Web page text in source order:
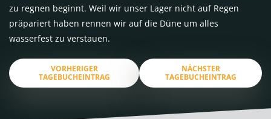
zu regnen beginnt. Weil wir unser Lager nicht auf Regen
präpariert haben rennen wir auf die Düne um alles
wasserfest zu verstauen.
VORHERIGER
TAGEBUCHEINTRAG
NÄCHSTER
TAGEBUCHEINTRAG